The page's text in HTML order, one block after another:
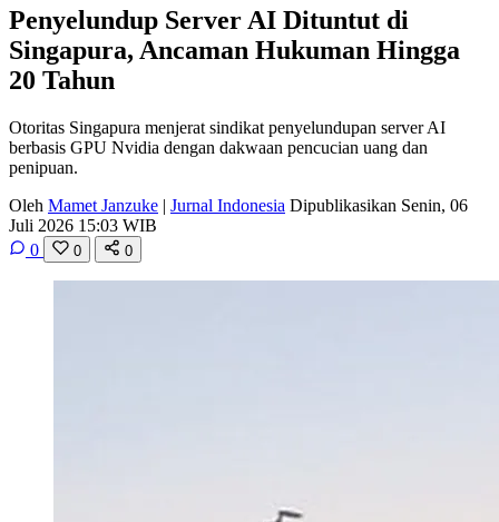
Penyelundup Server AI Dituntut di
Singapura, Ancaman Hukuman Hingga
20 Tahun
Otoritas Singapura menjerat sindikat penyelundupan server AI
berbasis GPU Nvidia dengan dakwaan pencucian uang dan
penipuan.
Oleh Mamet Janzuke | Jurnal Indonesia Dipublikasikan Senin, 06
Juli 2026 15:03 WIB
0
0 0